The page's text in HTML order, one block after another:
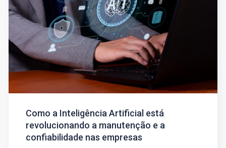
Como a Inteligência Artificial está
revolucionando a manutenção e a
confiabilidade nas empresas